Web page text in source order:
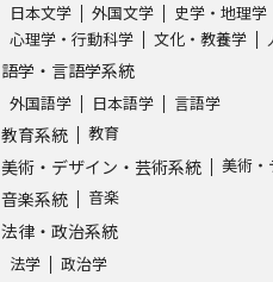
進路の３択
新学
新学年スタート号
SELFBRAND特集ペ
オープンキャ
オープンキャンパス
日本文学 外国文学 史学・地理学
心理学・行動科学
文化・教養学
語学・言語学系統
外国語学 日本語学 言語学
教育系統 教育
美術・デザイン・芸術系統 美術・
音楽系統 音楽
法律・政治系統
法学 政治学